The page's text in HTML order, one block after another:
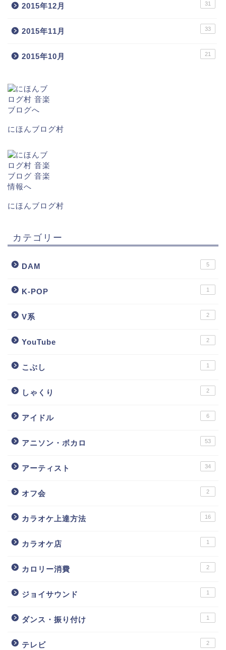
2015年12月 31
2015年11月 33
2015年10月 21
にほんブログ村
にほんブログ村
カテゴリー
DAM 5
K-POP 1
V系 2
YouTube 2
こぶし 1
しゃくり 2
アイドル 6
アニソン・ボカロ 53
アーティスト 34
オフ会 2
カラオケ上達方法 16
カラオケ店 1
カロリー消費 2
ジョイサウンド 1
ダンス・振り付け 1
テレビ 2